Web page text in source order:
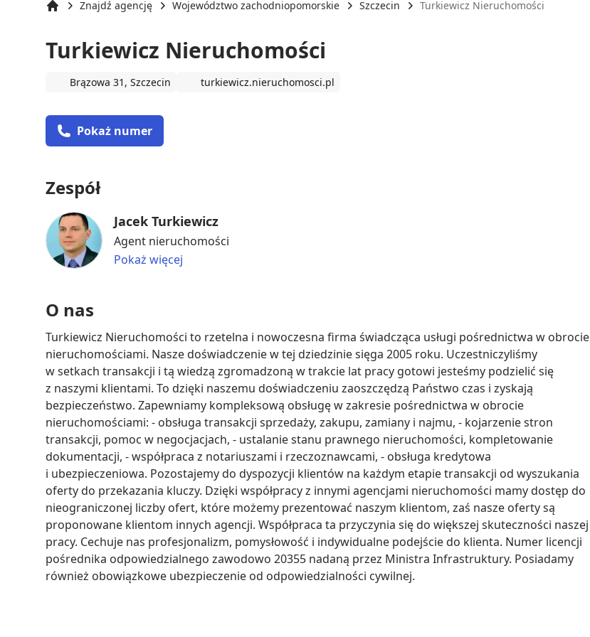
Znajdź agencję Województwo zachodniopomorskie Szczecin Turkiewicz Nieruchomości
Turkiewicz Nieruchomości
Brązowa 31, Szczecin turkiewicz.nieruchomosci.pl
Pokaż numer
Zespół
Jacek Turkiewicz
Agent nieruchomości
Pokaż więcej
O nas
Turkiewicz Nieruchomości to rzetelna i nowoczesna firma świadcząca usługi pośrednictwa w obrocie
nieruchomościami. Nasze doświadczenie w tej dziedzinie sięga 2005 roku. Uczestniczyliśmy
w setkach transakcji i tą wiedzą zgromadzoną w trakcie lat pracy gotowi jesteśmy podzielić się
z naszymi klientami. To dzięki naszemu doświadczeniu zaoszczędzą Państwo czas i zyskają
bezpieczeństwo. Zapewniamy kompleksową obsługę w zakresie pośrednictwa w obrocie
nieruchomościami: - obsługa transakcji sprzedaży, zakupu, zamiany i najmu, - kojarzenie stron
transakcji, pomoc w negocjacjach, - ustalanie stanu prawnego nieruchomości, kompletowanie
dokumentacji, - współpraca z notariuszami i rzeczoznawcami, - obsługa kredytowa
i ubezpieczeniowa. Pozostajemy do dyspozycji klientów na każdym etapie transakcji od wyszukania
oferty do przekazania kluczy. Dzięki współpracy z innymi agencjami nieruchomości mamy dostęp do
nieograniczonej liczby ofert, które możemy prezentować naszym klientom, zaś nasze oferty są
proponowane klientom innych agencji. Współpraca ta przyczynia się do większej skuteczności naszej
pracy. Cechuje nas profesjonalizm, pomysłowość i indywidualne podejście do klienta. Numer licencji
pośrednika odpowiedzialnego zawodowo 20355 nadaną przez Ministra Infrastruktury. Posiadamy
również obowiązkowe ubezpieczenie od odpowiedzialności cywilnej.